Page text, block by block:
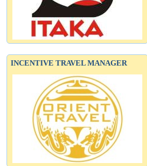
INCENTIVE TRAVEL MANAGER